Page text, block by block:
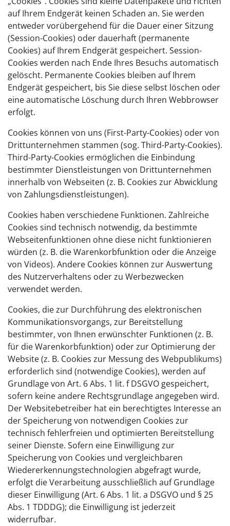
auf Ihrem Endgerät keinen Schaden an. Sie werden
entweder vorübergehend für die Dauer einer Sitzung
(Session-Cookies) oder dauerhaft (permanente
Cookies) auf Ihrem Endgerät gespeichert. Session-
Cookies werden nach Ende Ihres Besuchs automatisch
gelöscht. Permanente Cookies bleiben auf Ihrem
Endgerät gespeichert, bis Sie diese selbst löschen oder
eine automatische Löschung durch Ihren Webbrowser
erfolgt.
Cookies können von uns (First-Party-Cookies) oder von
Drittunternehmen stammen (sog. Third-Party-Cookies).
Third-Party-Cookies ermöglichen die Einbindung
bestimmter Dienstleistungen von Drittunternehmen
innerhalb von Webseiten (z. B. Cookies zur Abwicklung
von Zahlungsdienstleistungen).
Cookies haben verschiedene Funktionen. Zahlreiche
Cookies sind technisch notwendig, da bestimmte
Webseitenfunktionen ohne diese nicht funktionieren
würden (z. B. die Warenkorbfunktion oder die Anzeige
von Videos). Andere Cookies können zur Auswertung
des Nutzerverhaltens oder zu Werbezwecken
verwendet werden.
Cookies, die zur Durchführung des elektronischen
Kommunikationsvorgangs, zur Bereitstellung
bestimmter, von Ihnen erwünschter Funktionen (z. B.
für die Warenkorbfunktion) oder zur Optimierung der
Website (z. B. Cookies zur Messung des Webpublikums)
erforderlich sind (notwendige Cookies), werden auf
Grundlage von Art. 6 Abs. 1 lit. f DSGVO gespeichert,
sofern keine andere Rechtsgrundlage angegeben wird.
Der Websitebetreiber hat ein berechtigtes Interesse an
der Speicherung von notwendigen Cookies zur
technisch fehlerfreien und optimierten Bereitstellung
seiner Dienste. Sofern eine Einwilligung zur
Speicherung von Cookies und vergleichbaren
Wiedererkennungstechnologien abgefragt wurde,
erfolgt die Verarbeitung ausschließlich auf Grundlage
dieser Einwilligung (Art. 6 Abs. 1 lit. a DSGVO und § 25
Abs. 1 TDDDG); die Einwilligung ist jederzeit
widerrufbar.